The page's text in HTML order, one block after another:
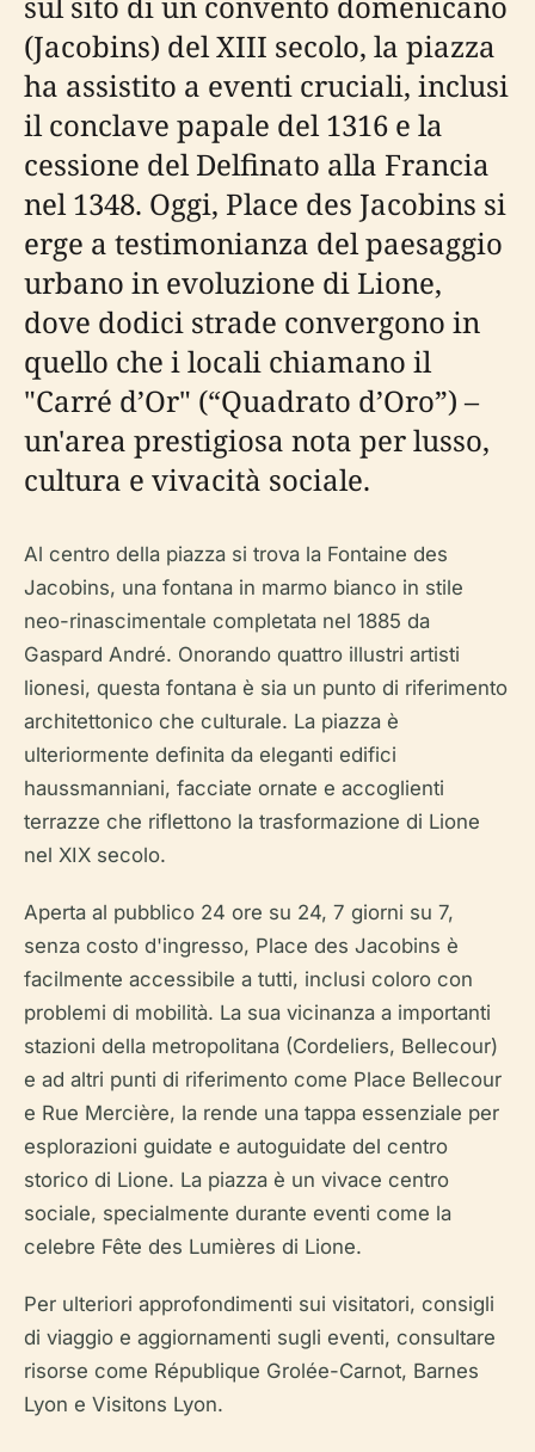
(Jacobins) del XIII secolo, la piazza
ha assistito a eventi cruciali, inclusi
il conclave papale del 1316 e la
cessione del Delfinato alla Francia
nel 1348. Oggi, Place des Jacobins si
erge a testimonianza del paesaggio
urbano in evoluzione di Lione,
dove dodici strade convergono in
quello che i locali chiamano il
"Carré d’Or" (“Quadrato d’Oro”) –
un'area prestigiosa nota per lusso,
cultura e vivacità sociale.
Al centro della piazza si trova la Fontaine des
Jacobins, una fontana in marmo bianco in stile
neo-rinascimentale completata nel 1885 da
Gaspard André. Onorando quattro illustri artisti
lionesi, questa fontana è sia un punto di riferimento
architettonico che culturale. La piazza è
ulteriormente definita da eleganti edifici
haussmanniani, facciate ornate e accoglienti
terrazze che riflettono la trasformazione di Lione
nel XIX secolo.
Aperta al pubblico 24 ore su 24, 7 giorni su 7,
senza costo d'ingresso, Place des Jacobins è
facilmente accessibile a tutti, inclusi coloro con
problemi di mobilità. La sua vicinanza a importanti
stazioni della metropolitana (Cordeliers, Bellecour)
e ad altri punti di riferimento come Place Bellecour
e Rue Mercière, la rende una tappa essenziale per
esplorazioni guidate e autoguidate del centro
storico di Lione. La piazza è un vivace centro
sociale, specialmente durante eventi come la
celebre Fête des Lumières di Lione.
Per ulteriori approfondimenti sui visitatori, consigli
di viaggio e aggiornamenti sugli eventi, consultare
risorse come République Grolée-Carnot, Barnes
Lyon e Visitons Lyon.